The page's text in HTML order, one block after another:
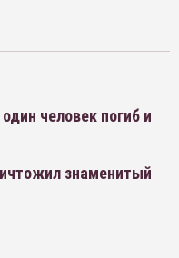
человек погиб и
знаменитый